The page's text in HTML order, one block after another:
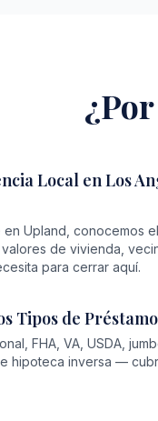
Local en Los
en Upland, conocemos
de vivienda,
para cerrar aquí.
Tipos de Préstamo
FHA, VA, USDA,
hipoteca inversa —